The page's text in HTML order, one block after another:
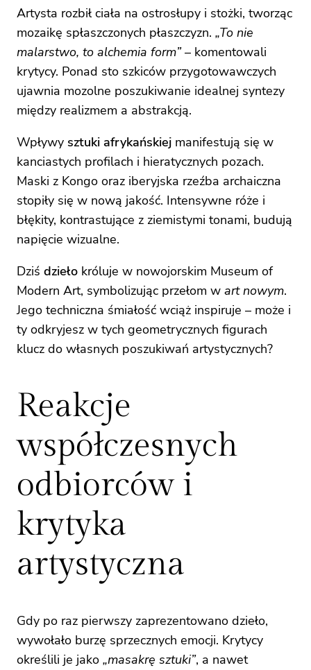
Artysta rozbił ciała na ostrosłupy i stożki, tworząc
mozaikę spłaszczonych płaszczyzn. „To nie
malarstwo, to alchemia form”– komentowali
krytycy. Ponad sto szkiców przygotowawczych
ujawnia mozolne poszukiwanie idealnej syntezy
między realizmem a abstrakcją.
Wpływy sztuki afrykańskiej manifestują się w
kanciastych profilach i hieratycznych pozach.
Maski z Kongo oraz iberyjska rzeźba archaiczna
stopiły się w nową jakość. Intensywne róże i
błękity, kontrastujące z ziemistymi tonami, budują
napięcie wizualne.
Dziś dzieło króluje w nowojorskim Museum of
Modern Art, symbolizując przełom w art nowym.
Jego techniczna śmiałość wciąż inspiruje – może i
ty odkryjesz w tych geometrycznych figurach
klucz do własnych poszukiwań artystycznych?
Reakcje
współczesnych
odbiorców i
krytyka
artystyczna
Gdy po raz pierwszy zaprezentowano dzieło,
wywołało burzę sprzecznych emocji. Krytycy
określili je jako „masakrę sztuki”, a nawet